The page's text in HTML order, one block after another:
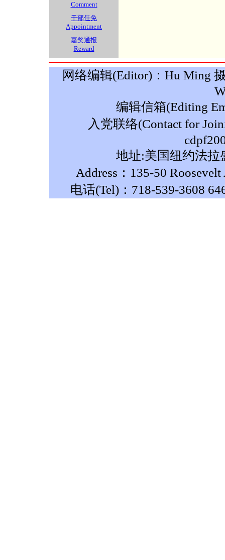
Comment
干部任免
Appointment
嘉奖通报
Reward
网络编辑(Editor)：Hu Ming
编辑信箱(Editing
入党联络(Contact for
地址:美国纽约法拉
Address：135-50
电话(Tel)：718-539-3608